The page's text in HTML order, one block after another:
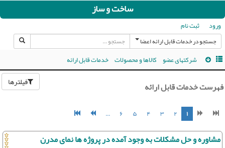
ساخت و ساز
ورود ثبت نام
جستجو در خدمات قابل ارائه اعضا
شرکتهای عضو کالاها و محصولات خدمات قابل ارائه
فیلترها فهرست خدمات قابل ارائه
۱ ۲ ۳ ۴ ۵ ۶ ...
مشاوره و حل مشکلات به وجود آمده در پروژه ها نمای مدرن